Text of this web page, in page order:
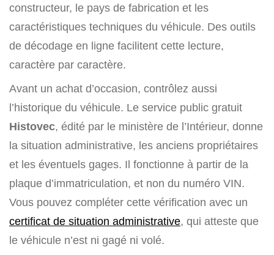
constructeur, le pays de fabrication et les
caractéristiques techniques du véhicule. Des outils
de décodage en ligne facilitent cette lecture,
caractère par caractère.
Avant un achat d’occasion, contrôlez aussi
l’historique du véhicule. Le service public gratuit
Histovec, édité par le ministère de l’Intérieur, donne
la situation administrative, les anciens propriétaires
et les éventuels gages. Il fonctionne à partir de la
plaque d’immatriculation, et non du numéro VIN.
Vous pouvez compléter cette vérification avec un
certificat de situation administrative, qui atteste que
le véhicule n’est ni gagé ni volé.